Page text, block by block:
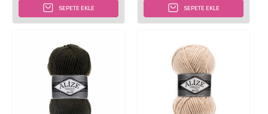
SEPETE EKLE SEPETE EKLE